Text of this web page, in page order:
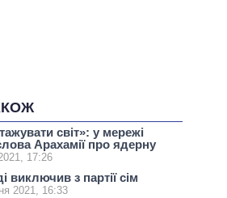
світ»: у мережі
Арахамії про ядерну
17:26
виключив з партії сім
2021, 16:33